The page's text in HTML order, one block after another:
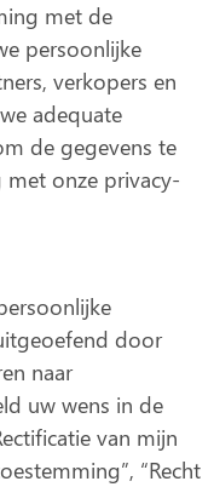
met de
persoonlijke
verkopers en
adequate
de gegevens te
met onze privacy-
door
naar
uw wens in de
van mijn
“Recht